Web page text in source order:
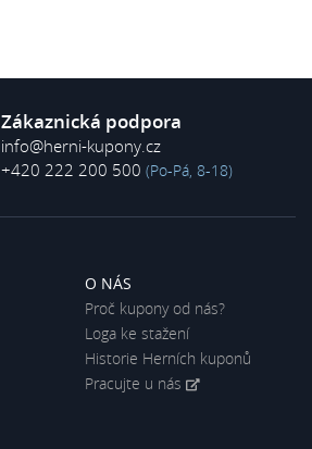
Zákaznická podpora
info@herni-kupony.cz
+420 222 200 500 (Po-Pá, 8-18)
O NÁS
Proč kupony od nás?
Loga ke stažení
Historie Herních kuponů
Pracujte u nás